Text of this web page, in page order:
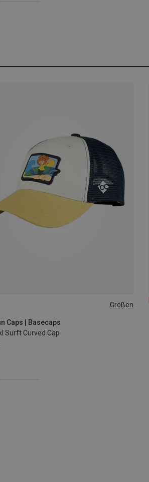
Größen
Caps | Basecaps
Surft Curved Cap